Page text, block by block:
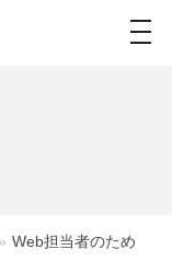
» Web担当者のため